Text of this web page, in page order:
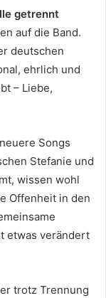
getrennt
auf die Band.
deutschen
ehrlich und
– Liebe,
Songs
Stefanie und
wissen wohl
Offenheit in den
etwas verändert
trotz Trennung